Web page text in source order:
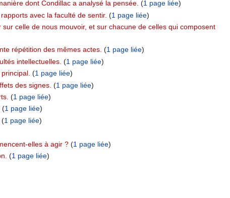
dont Condillac a analysé la pensée. ‏‎ (1 page liée)
avec la faculté de sentir. ‏‎ (1 page liée)
celle de nous mouvoir, et sur chacune de celles qui composent
répétition des mêmes actes. ‏‎ (1 page liée)
intellectuelles. ‏‎ (1 page liée)
‏‎ (1 page liée)
des signes. ‏‎ (1 page liée)
‏‎ (1 page liée)
‏‎ (1 page liée)
‏‎ (1 page liée)
elles à agir ?‏‎ (1 page liée)
‏‎ (1 page liée)